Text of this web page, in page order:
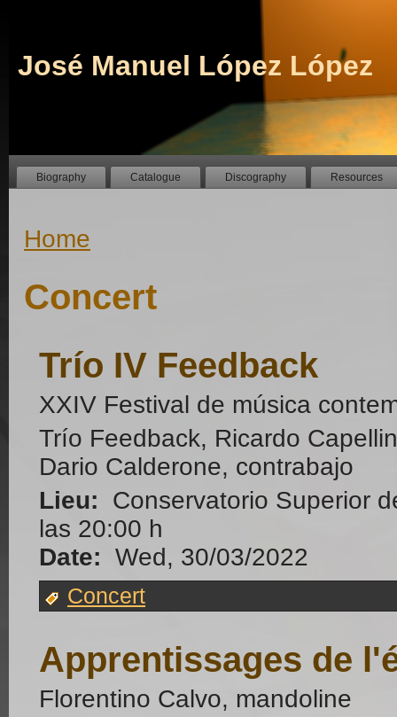
José Manuel López López
Biography Catalogue Discography Resources
Home
Concert
Trío IV Feedback
XXIV Festival de música
Trío Feedback, Ricardo
Dario Calderone, contrabajo
Lieu:
Conservatorio Superior
las 20:00 h
Date: Wed, 30/03/2022
Concert
Apprentissages de
Florentino Calvo, mandoline